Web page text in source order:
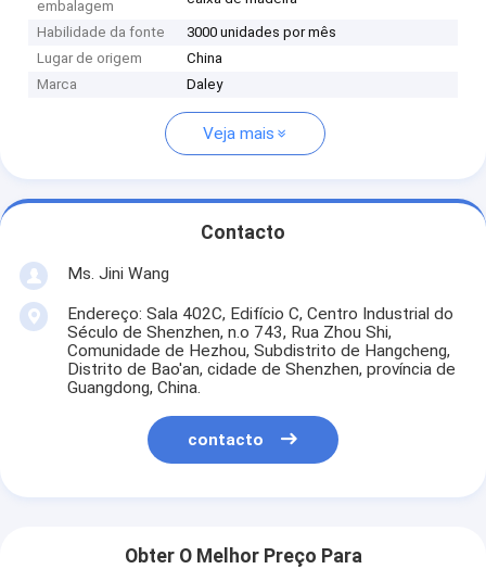
embalagem
Habilidade da fonte
3000 unidades por mês
Lugar de origem
China
Marca
Daley
Veja mais
Contacto
Ms. Jini Wang
Endereço: Sala 402C, Edifício C, Centro Industrial do
Século de Shenzhen, n.o 743, Rua Zhou Shi,
Comunidade de Hezhou, Subdistrito de Hangcheng,
Distrito de Bao'an, cidade de Shenzhen, província de
Guangdong, China.
contacto
Obter O Melhor Preço Para